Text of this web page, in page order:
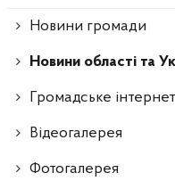
Новини громади
Новини області та
Громадське
Відеогалерея
Фотогалерея